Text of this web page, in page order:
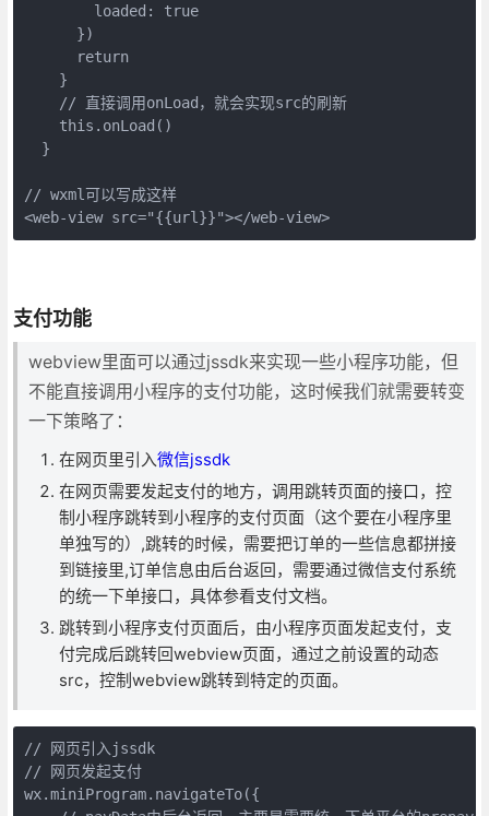
        loaded: true
      })
      return
    }
    // 直接调用onLoad，就会实现src的刷新
    this.onLoad()
  }
// wxml可以写成这样
<web-view src="{{url}}"></web-view>
支付功能
webview里面可以通过jssdk来实现一些小程序功能，但
不能直接调用小程序的支付功能，这时候我们就需要转变
一下策略了：
在网页里引入微信jssdk
在网页需要发起支付的地方，调用跳转页面的接口，控
制小程序跳转到小程序的支付页面（这个要在小程序里
单独写的）,跳转的时候，需要把订单的一些信息都拼接
到链接里,订单信息由后台返回，需要通过微信支付系统
的统一下单接口，具体参看支付文档。
跳转到小程序支付页面后，由小程序页面发起支付，支
付完成后跳转回webview页面，通过之前设置的动态
src，控制webview跳转到特定的页面。
// 网页引入jssdk
// 网页发起支付
wx.miniProgram.navigateTo({